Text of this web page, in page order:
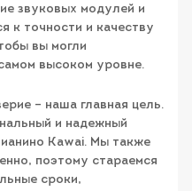
звуковых модулей и
к точности и качеству
вы могли
высоком уровне.
– наша главная цель.
и надежный
Kawai. Мы также
поэтому стараемся
сроки,